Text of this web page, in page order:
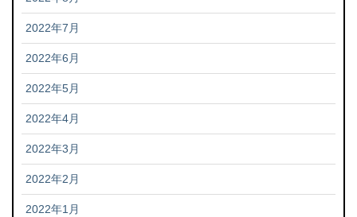
2022年7月
2022年6月
2022年5月
2022年4月
2022年3月
2022年2月
2022年1月